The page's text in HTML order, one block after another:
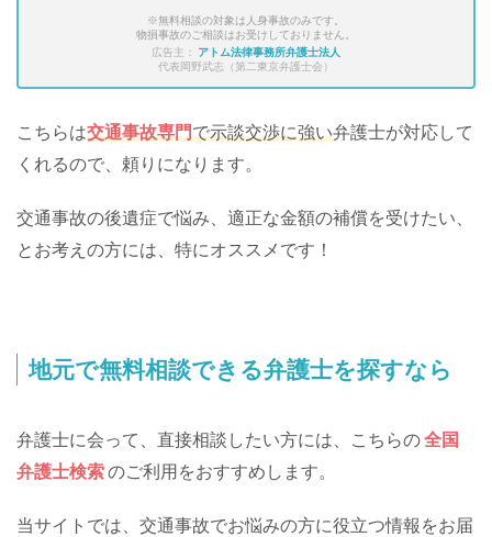
※無料相談の対象は人身事故のみです。
物損事故のご相談はお受けしておりません。
広告主：
アトム法律事務所弁護士法人
代表岡野武志（第二東京弁護士会）
こちらは交通事故専門で示談交渉に強い弁護士が対応して
くれるので、頼りになります。
交通事故の後遺症で悩み、適正な金額の補償を受けたい、
とお考えの方には、特にオススメです！
地元で無料相談できる弁護士を探すなら
弁護士に会って、直接相談したい方には、こちらの全国
弁護士検索のご利用をおすすめします。
当サイトでは、交通事故でお悩みの方に役立つ情報をお届